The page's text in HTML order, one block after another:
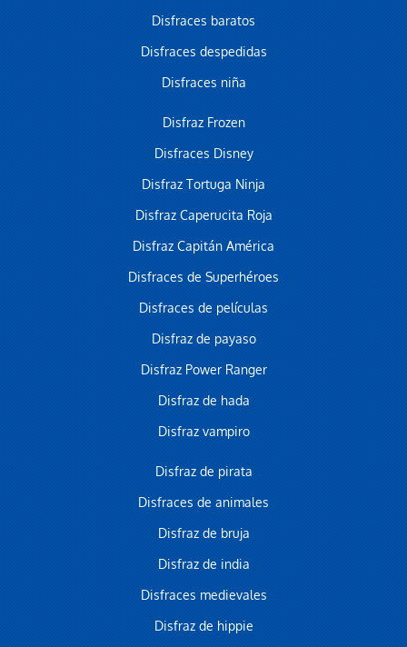
Disfraces baratos
Disfraces despedidas
Disfraces niña
Disfraz Frozen
Disfraces Disney
Disfraz Tortuga Ninja
Disfraz Caperucita Roja
Disfraz Capitán América
Disfraces de Superhéroes
Disfraces de películas
Disfraz de payaso
Disfraz Power Ranger
Disfraz de hada
Disfraz vampiro
Disfraz de pirata
Disfraces de animales
Disfraz de bruja
Disfraz de india
Disfraces medievales
Disfraz de hippie